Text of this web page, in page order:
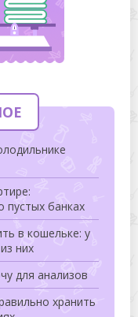
пустых банках
в кошельке: у
них
для анализов
хранить